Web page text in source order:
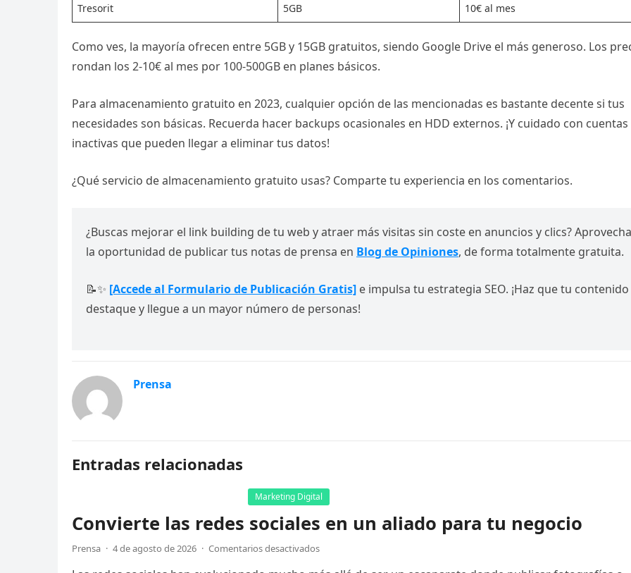
Tresorit 5GB 10€ al mes
Como ves, la mayoría ofrecen entre 5GB y 15GB gratuitos, siendo Google Drive el más generoso. Los
rondan los 2-10€ al mes por 100-500GB en planes básicos.
Para almacenamiento gratuito en 2023, cualquier opción de las mencionadas es bastante decente si tus
necesidades son básicas. Recuerda hacer backups ocasionales en HDD externos. ¡Y cuidado con cuentas
inactivas que pueden llegar a eliminar tus datos!
¿Qué servicio de almacenamiento gratuito usas? Comparte tu experiencia en los comentarios.
¿Buscas mejorar el link building de tu web y atraer más visitas sin coste en anuncios y clics? Aprovecha
la oportunidad de publicar tus notas de prensa en Blog de Opiniones, de forma totalmente gratuita.
📝✨ [Accede al Formulario de Publicación Gratis] e impulsa tu estrategia SEO. ¡Haz que tu contenido
destaque y llegue a un mayor número de personas!
Prensa
Entradas relacionadas
Marketing Digital
Convierte las redes sociales en un aliado para tu negocio
Prensa · 4 de agosto de 2026 · Comentarios desactivados